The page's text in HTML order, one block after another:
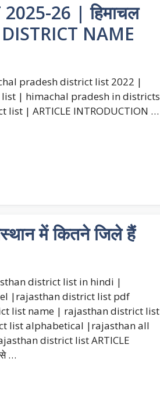
26 | हिमाचल
NAME
pradesh district list 2022 |
| himachal pradesh in districts
| ARTICLE INTRODUCTION …
में कितने जिले हैं
district list in hindi |
|rajasthan district list pdf
list name | rajasthan district list
list alphabetical |rajasthan all
district list ARTICLE
…